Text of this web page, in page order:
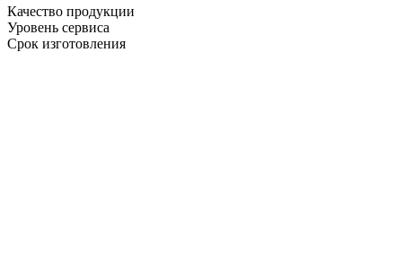
Качество продукции
Уровень сервиса
Срок изготовления